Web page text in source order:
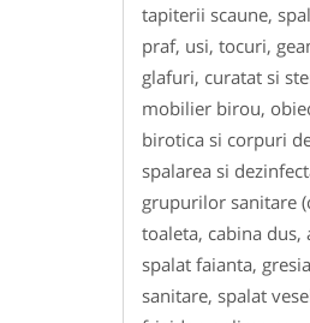
tapiterii scaune,
praf, usi, tocuri,
glafuri, curatat si
mobilier birou,
birotica si corpuri
spalarea si
grupurilor sanitare
toaleta, cabina dus,
spalat faianta,
sanitare, spalat